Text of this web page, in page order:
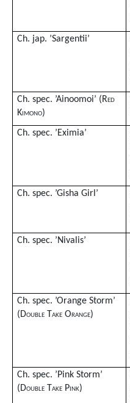
Ch. jap. ’Sargentii’
Ch. spec. ’Ainoomoi’ (Red
Kimono)
Ch. spec. ’Eximia’
Ch. spec. ’Gisha Girl’
Ch. spec. ’Nivalis’
Ch. spec. ’Orange Storm’
(Double Take Orange)
Ch. spec. ’Pink Storm’
(Double Take Pink)